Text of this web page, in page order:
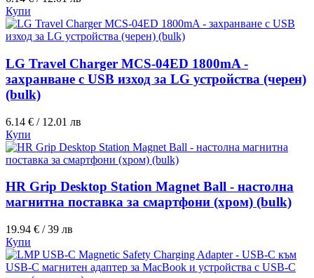
Купи
LG Travel Charger MCS-04ED 1800mA -
захранване с USB изход за LG устройства (черен)
(bulk)
6.14 € / 12.01 лв
Купи
HR Grip Desktop Station Magnet Ball - настолна
магнитна поставка за смартфони (хром) (bulk)
19.94 € / 39 лв
Купи